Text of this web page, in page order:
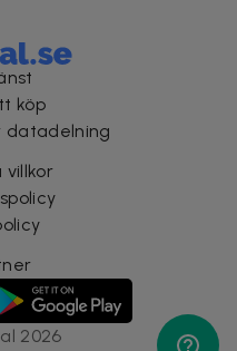
köp
datadelning
villkor
2026